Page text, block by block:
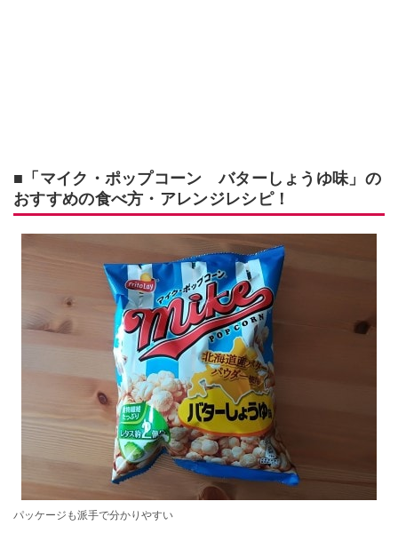
■「マイク・ポップコーン バターしょうゆ味」の
おすすめの食べ方・アレンジレシピ！
パッケージも派手で分かりやすい